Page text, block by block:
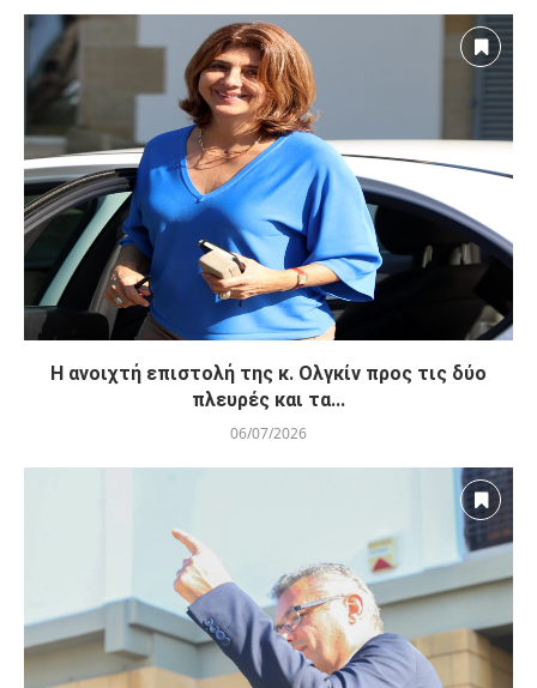
Η ανοιχτή επιστολή της κ. Ολγκίν προς τις δύο
πλευρές και τα...
06/07/2026